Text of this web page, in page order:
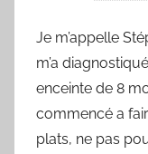
Je m’appelle
m’a
enceinte de 8
commencé a
plats, ne pas